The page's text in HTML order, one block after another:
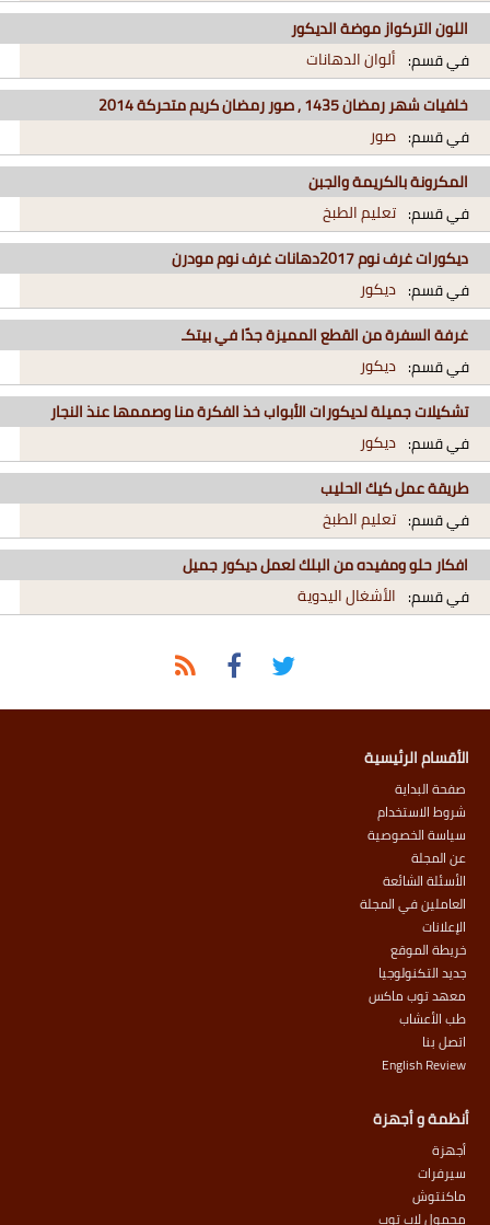
اللون التركواز موضة الديكور
في قسم: ألوان الدهانات
خلفيات شهر رمضان 1435 , صور رمضان كريم متحركة 2014
في قسم: صور
المكرونة بالكريمة والجبن
في قسم: تعليم الطبخ
ديكورات غرف نوم 2017دهانات غرف نوم مودرن
في قسم: ديكور
غرفة السفرة من القطع المميزة جدًا في بيتكـ
في قسم: ديكور
تشكيلات جميلة لديكورات الأبواب خذ الفكرة منا وصممها عنذ النجار
في قسم: ديكور
طريقة عمل كيك الحليب
في قسم: تعليم الطبخ
افكار حلو ومفيده من البلك لعمل ديكور جميل
في قسم: الأشغال اليدوية
الأقسام الرئيسية
صفحة البداية
شروط الاستخدام
سياسة الخصوصية
عن المجلة
الأسئلة الشائعة
العاملين في المجلة
الإعلانات
خريطة الموقع
جديد التكنولوجيا
معهد توب ماكس
طب الأعشاب
اتصل بنا
English Review
أنظمة و أجهزة
أجهزة
سيرفرات
ماكنتوش
محمول لاب توب